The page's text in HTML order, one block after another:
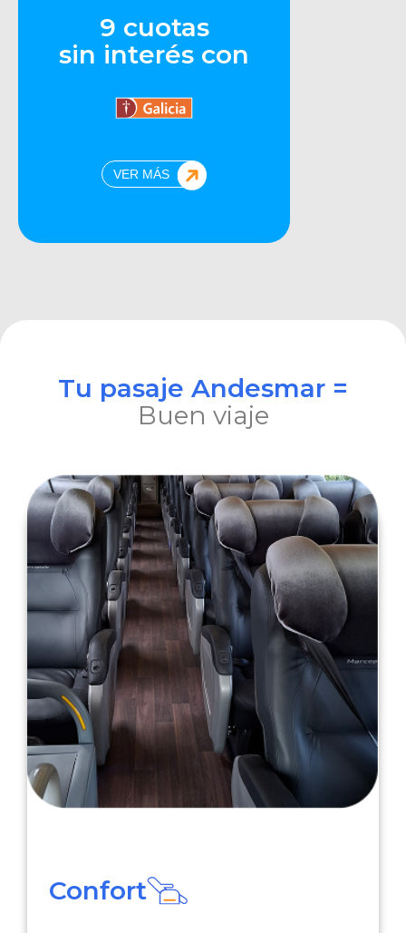
9 cuotas
sin interés con
VER MÁS
Tu pasaje Andesmar =
Buen viaje
Confort